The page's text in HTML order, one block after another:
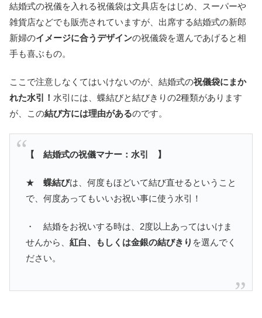
結婚式の祝儀を入れる祝儀袋は文具店をはじめ、スーパーや
雑貨店などでも販売されていますが、出席する結婚式の新郎
新婦のイメージに合うデザインの祝儀袋を選んであげると相
手も喜ぶもの。
ここで注意しなくてはいけないのが、結婚式の祝儀袋にまか
れた水引！ 水引には、蝶結びと結びきりの2種類があります
が、この結び方には理由があるのです。
【 結婚式の祝儀マナー：水引 】
★ 蝶結びは、何度もほどいて結び直せるということ
で、何度あってもいいお祝い事に使う水引！
・ 結婚をお祝いする時は、2度以上あってはいけま
せんから、 紅白、もしくは金銀の結びきり を選んでく
ださい。